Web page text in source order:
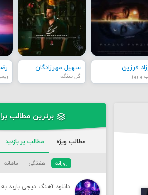
فرزین
و روز
سهیل مهرزادگان
گل سنگم
برترین مطالب
مطالب ویژه مطالب پر بازدید
روزانه هفتگی ماهانه